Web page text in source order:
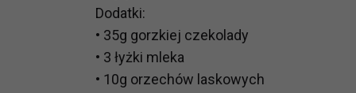
Dodatki:
• 35g gorzkiej czekolady
• 3 łyżki mleka
• 10g orzechów laskowych